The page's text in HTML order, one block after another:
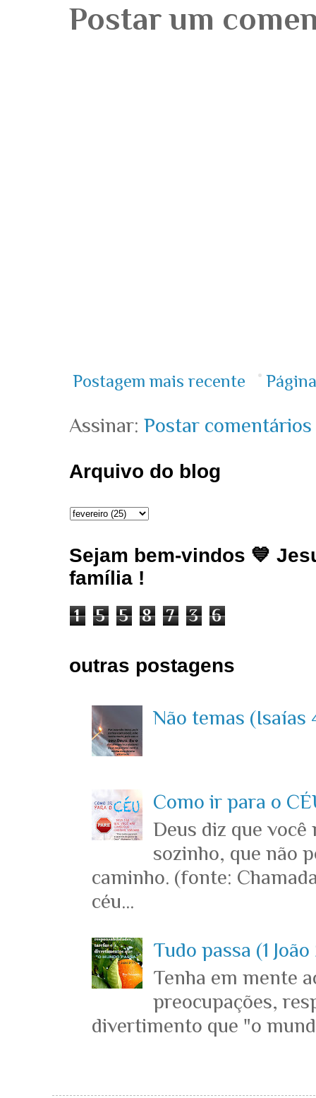
Postar um
Postagem mais recente
Assinar:Postar
Arquivo do blog
Sejam bem-vindos 💙
família !
1 5 5 8 7 3 6
outras postagens
Não temas (Isaías
Como ir para o
Deus diz que você
sozinho, que não
caminho. (fonte:
céu...
Tudo passa (1 João
Tenha em mente
preocupações,
divertimento que "o